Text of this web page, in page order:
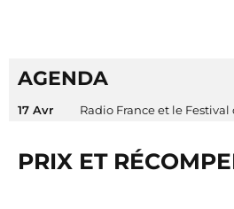
AGENDA
17 Avr Radio France et le
PRIX ET